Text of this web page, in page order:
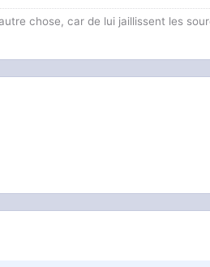
chose, car de lui jaillissent les